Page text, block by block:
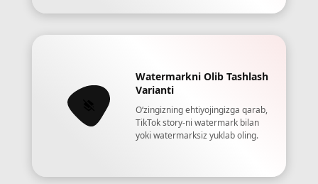
Watermarkni Olib Tashlash
Varianti
Oʻzingizning ehtiyojingizga qarab,
TikTok story-ni watermark bilan
yoki watermarksiz yuklab oling.